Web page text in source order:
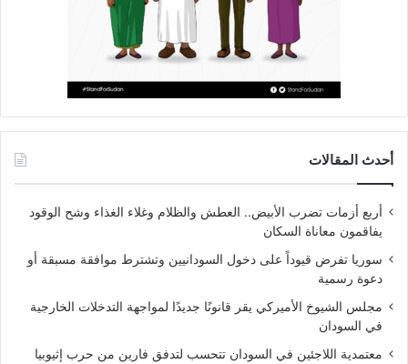
أحدث المقالات
أربع أزمات تضرب الأبيض.. العطش والظلام وغلاء الغذاء وشح الوقود
يفاقمون معاناة السكان
سوريا تفرض قيوداً على دخول السودانيين وتشترط موافقة مسبقة أو
دعوة رسمية
مجلس الشيوخ الأميركي يقر قانونًا جديدًا لمواجهة التدخلات الخارجية
في السودان
معتمدية اللاجئين في السودان تتحسب لتدفق فارين من حرب إثيوبيا